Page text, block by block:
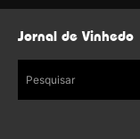
Jornal de Vinhedo
Pesquisar